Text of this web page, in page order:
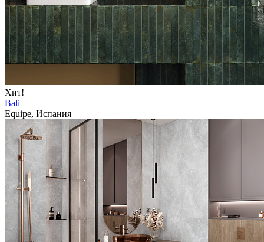
Хит!
Bali
Equipe, Испания